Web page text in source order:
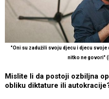
"Oni su zadužili svoju djecu i djecu
nitko ne govori"
Mislite li da postoji ozbiljna
obliku diktature ili